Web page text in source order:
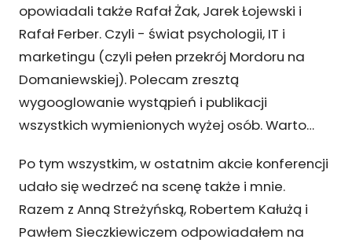
opowiadali także Rafał Żak, Jarek Łojewski i
Rafał Ferber. Czyli - świat psychologii, IT i
marketingu (czyli pełen przekrój Mordoru na
Domaniewskiej). Polecam zresztą
wygooglowanie wystąpień i publikacji
wszystkich wymienionych wyżej osób. Warto…
Po tym wszystkim, w ostatnim akcie konferencji
udało się wedrzeć na scenę także i mnie.
Razem z Anną Streżyńską, Robertem Kałużą i
Pawłem Sieczkiewiczem odpowiadałem na